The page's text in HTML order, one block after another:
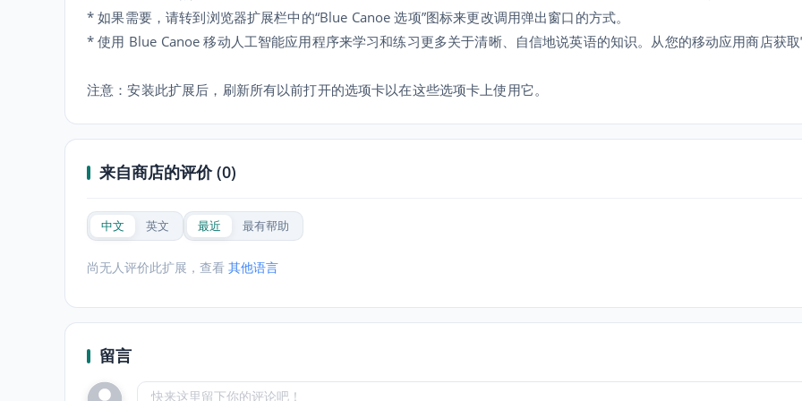
* 如果需要，请转到浏览器扩展栏中的“Blue Canoe 选项”图标来更改调用弹出窗口的方式。
* 使用 Blue Canoe 移动人工智能应用程序来学习和练习更多关于清晰、自信地说英语的知识。从您的移动应用商店获
注意：安装此扩展后，刷新所有以前打开的选项卡以在这些选项卡上使用它。
来自商店的评价 (0)
中文 英文 最近 最有帮助
尚无人评价此扩展，查看 其他语言
留言